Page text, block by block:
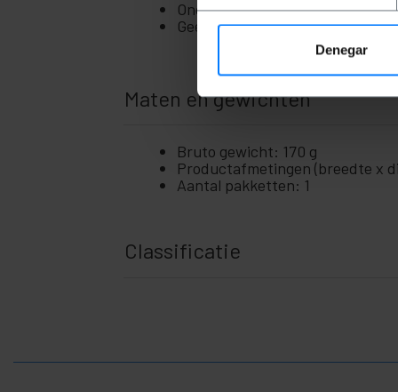
Denegar
Ondersteunt TX-, TX+, RX+,
Geen voeding nodig.
Maten en gewichten
Bruto gewicht: 170 g
Productafmetingen (breedte x
Aantal pakketten: 1
Classificatie